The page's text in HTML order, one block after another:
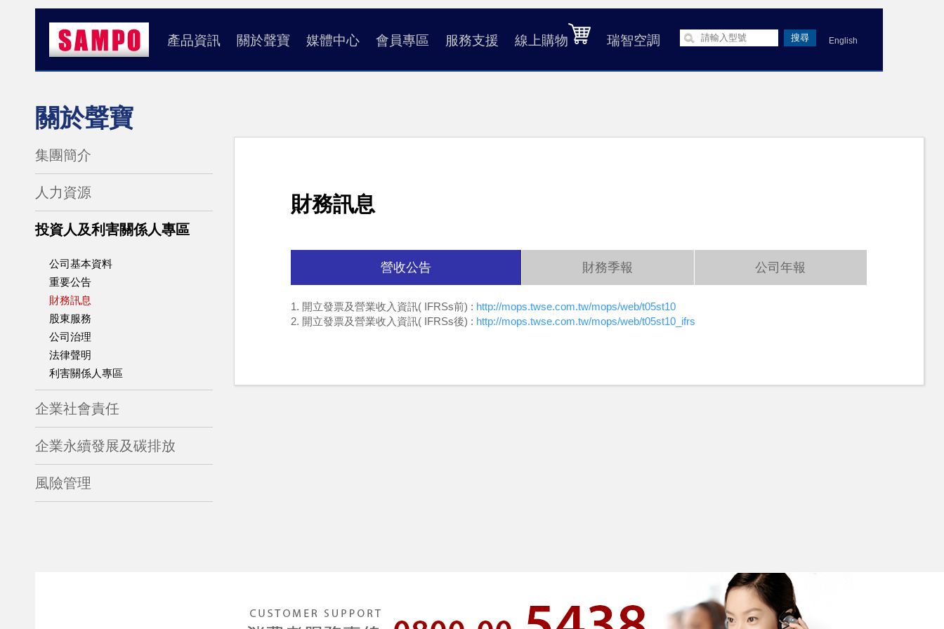
產品資訊 關於聲寶 媒體中心 會員專區 服務支援 線上購物 瑞智空調 English
關於聲寶
集團簡介
人力資源
投資人及利害關係人專區
公司基本資料
重要公告
財務訊息
股東服務
公司治理
法律聲明
利害關係人專區
企業社會責任
企業永續發展及碳排放
風險管理
財務訊息
營收公告 財務季報 公司年報
1. 開立發票及營業收入資訊( IFRSs前) : http://mops.twse.com.tw/mops/web/t05st10
2. 開立發票及營業收入資訊( IFRSs後) : http://mops.twse.com.tw/mops/web/t05st10_ifrs